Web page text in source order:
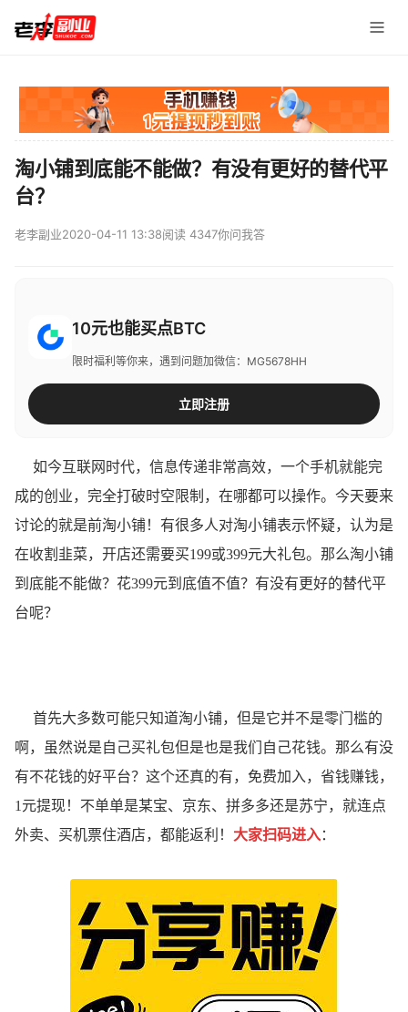
淘小铺到底能不能做？有没有更好的替代平
台？
老李副业2020-04-11 13:38阅读 4347你问我答
10元也能买点BTC
限时福利等你来，遇到问题加微信：MG5678HH
立即注册
如今互联网时代，信息传递非常高效，一个手机就能完
成的创业，完全打破时空限制，在哪都可以操作。今天要来
讨论的就是前淘小铺！有很多人对淘小铺表示怀疑，认为是
在收割韭菜，开店还需要买199或399元大礼包。那么淘小铺
到底能不能做？花399元到底值不值？有没有更好的替代平
台呢？
首先大多数可能只知道淘小铺，但是它并不是零门槛的
啊，虽然说是自己买礼包但是也是我们自己花钱。那么有没
有不花钱的好平台？这个还真的有，免费加入，省钱赚钱，
1元提现！不单单是某宝、京东、拼多多还是苏宁，就连点
外卖、买机票住酒店，都能返利！ 大家扫码进入：